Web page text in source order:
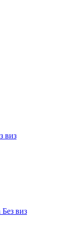
виз
Без виз